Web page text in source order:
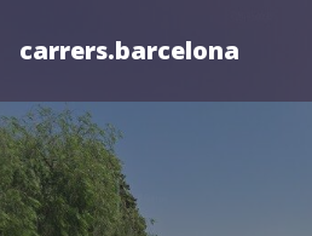
carrers.barcelona